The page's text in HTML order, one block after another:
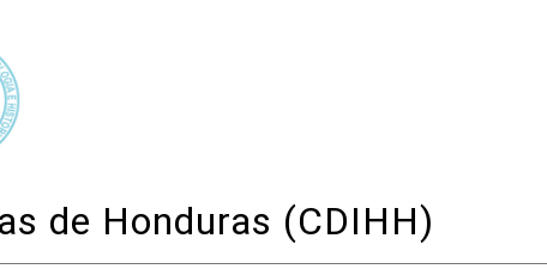
de Honduras (CDIHH)